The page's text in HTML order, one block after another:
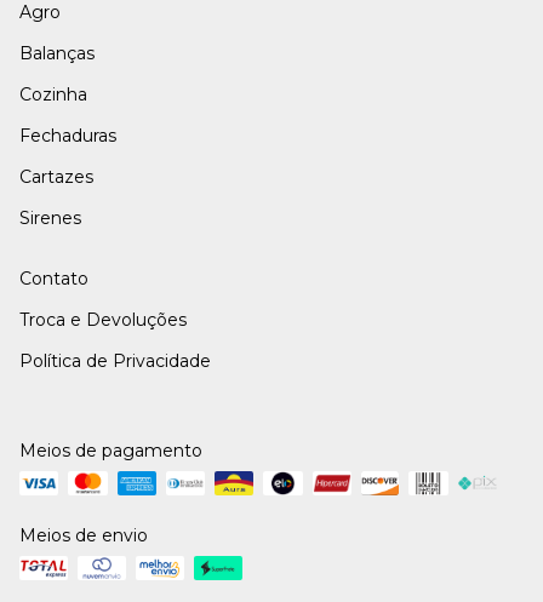
Agro
Balanças
Cozinha
Fechaduras
Cartazes
Sirenes
Contato
Troca e Devoluções
Política de Privacidade
Meios de pagamento
Meios de envio